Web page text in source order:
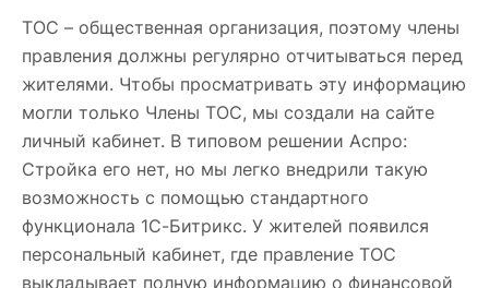
ТОС – общественная организация, поэтому члены
правления должны регулярно отчитываться перед
жителями. Чтобы просматривать эту информацию
могли только Члены ТОС, мы создали на сайте
личный кабинет. В типовом решении Аспро:
Стройка его нет, но мы легко внедрили такую
возможность с помощью стандартного
функционала 1С-Битрикс. У жителей появился
персональный кабинет, где правление ТОС
выкладывает полную информацию о финансовой